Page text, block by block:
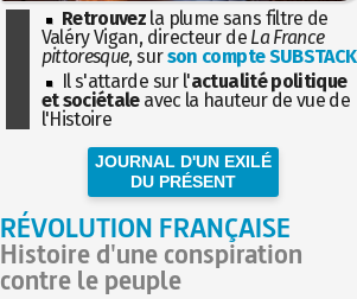
Retrouvez la plume sans filtre de
Valéry Vigan, directeur de La France
pittoresque, surson compte SUBSTACK
Il s'attarde sur l'actualité politique
et sociétaleavec la hauteur de vue de
l'Histoire
JOURNAL D'UN EXILÉ
DU PRÉSENT
RÉVOLUTION FRANÇAISE
Histoire d'une conspiration
contre le peuple